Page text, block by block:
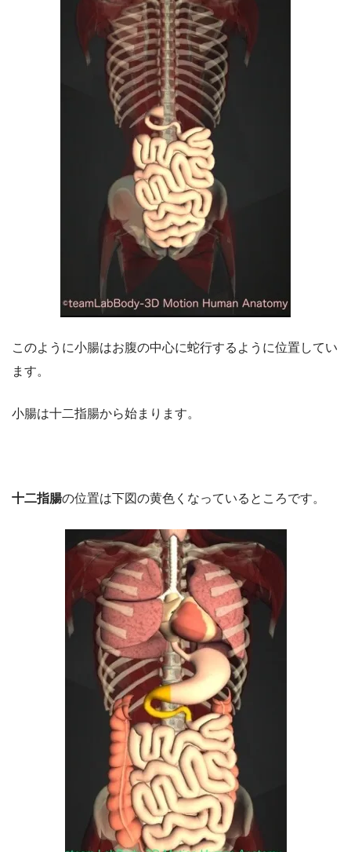
このように小腸はお腹の中心に蛇行するように位置してい
ます。
小腸は十二指腸から始まります。
十二指腸の位置は下図の黄色くなっているところです。